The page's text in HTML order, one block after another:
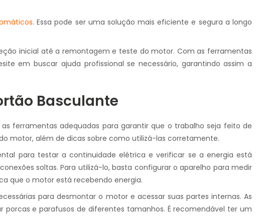
. Essa pode ser uma solução mais eficiente e segura a longo
inicial até a remontagem e teste do motor. Com as ferramentas
em buscar ajuda profissional se necessário, garantindo assim a
Basculante
ferramentas adequadas para garantir que o trabalho seja feito de
motor, além de dicas sobre como utilizá-las corretamente.
para testar a continuidade elétrica e verificar se a energia está
soltas. Para utilizá-lo, basta configurar o aparelho para medir
que o motor está recebendo energia.
para desmontar o motor e acessar suas partes internas. As
e parafusos de diferentes tamanhos. É recomendável ter um